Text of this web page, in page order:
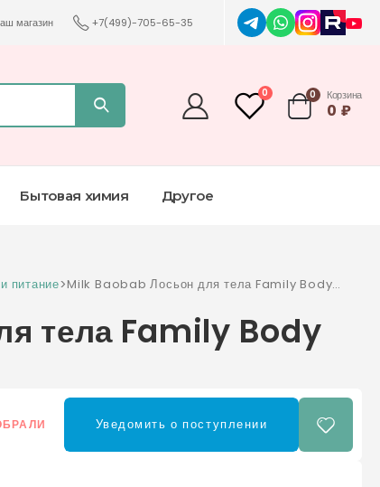
магазин +7(499)-705-65-35
0 0 Корзина
0 ₽
Бытовая химия Другое
питание>Milk Baobab Лосьон для тела Family Body
тела Family Body
Уведомить о поступлении